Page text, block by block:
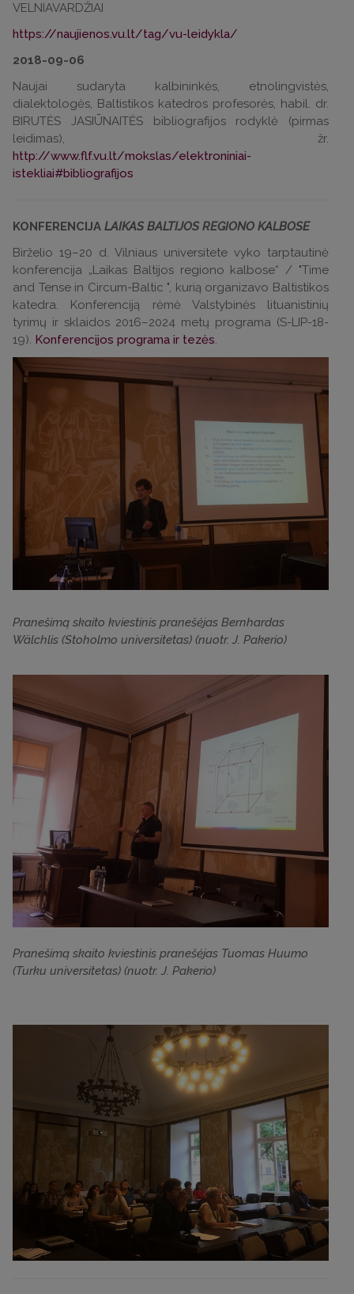
VELNIAVARDŽIAI
https://naujienos.vu.lt/tag/vu-leidykla/
2018-09-06
Naujai sudaryta kalbininkės, etnolingvistės,
dialektologės, Baltistikos katedros profesorės, habil. dr.
BIRUTĖS JASIŪNAITĖS bibliografijos rodyklė (pirmas
leidimas), žr.
http://www.flf.vu.lt/mokslas/elektroniniai-
istekliai#bibliografijos
KONFERENCIJA LAIKAS BALTIJOS REGIONO KALBOSE
Birželio 19–20 d. Vilniaus universitete vyko tarptautinė
konferencija „Laikas Baltijos regiono kalbose“ / "Time
and Tense in Circum-Baltic ", kurią organizavo Baltistikos
katedra. Konferenciją rėmė Valstybinės lituanistinių
tyrimų ir sklaidos 2016–2024 metų programa (S-LIP-18-
19). Konferencijos programa ir tezės.
Pranešimą skaito kviestinis pranešėjas Bernhardas
Wälchlis (Stoholmo universitetas) (nuotr. J. Pakerio)
Pranešimą skaito kviestinis pranešėjas Tuomas Huumo
(Turku universitetas) (nuotr. J. Pakerio)